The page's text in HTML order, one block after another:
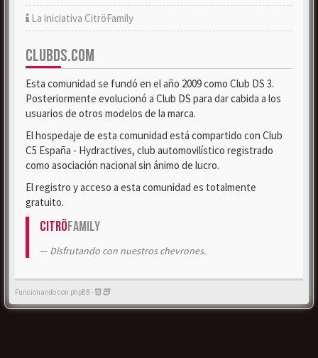
La iniciativa CitröFamily
CLUBDS.COM
Esta comunidad se fundó en el año 2009 como Club DS 3.
Posteriormente evolucionó a Club DS para dar cabida a los
usuarios de otros modelos de la marca.
El hospedaje de esta comunidad está compartido con Club
C5 España - Hydractives, club automovilístico registrado
como asociación nacional sin ánimo de lucro.
El registro y acceso a esta comunidad es totalmente
gratuito.
CitröFamily
Disfrutando con nuestros chevrones.
Funcionando con phpBB -